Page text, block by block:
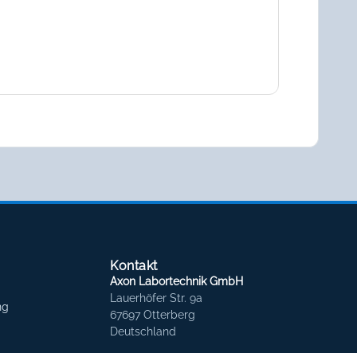
Kontakt
Axon Labortechnik GmbH
Lauerhöfer Str. 9a
67697 Otterberg
Deutschland